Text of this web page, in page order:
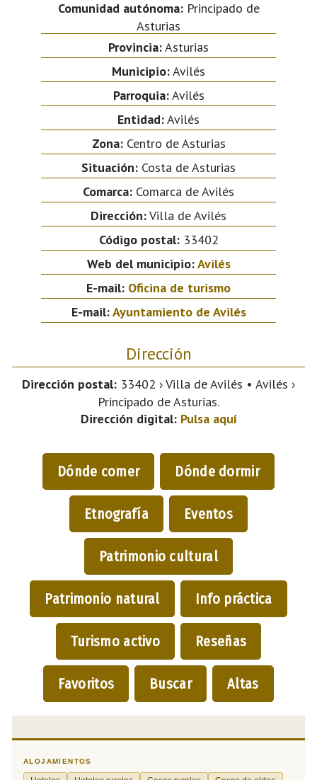
Comunidad autónoma:Principado de
Asturias
Provincia:Asturias
Municipio:Avilés
Parroquia:Avilés
Entidad:Avilés
Zona:Centro de Asturias
Situación: Costa de Asturias
Comarca: Comarca de Avilés
Dirección:Villa de Avilés
Código postal:33402
Web del municipio:Avilés
E-mail: Oficina de turismo
E-mail:Ayuntamiento de Avilés
Dirección
Dirección postal: 33402 › Villa de Avilés • Avilés ›
Principado de Asturias.
Dirección digital: Pulsa aquí
Dónde comer Dónde dormir
Etnografía Eventos
Patrimonio cultural
Patrimonio natural Info práctica
Turismo activo Reseñas
Favoritos Buscar Altas